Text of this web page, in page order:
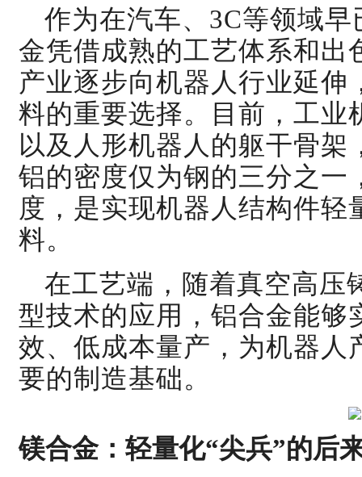
作为在汽车、3C等领域
金凭借成熟的工艺体系和出
产业逐步向机器人行业延伸
料的重要选择。目前，工业
以及人形机器人的躯干骨架
铝的密度仅为钢的三分之一
度，是实现机器人结构件
料。
在工艺端，随着真空高压
型技术的应用，铝合金能够
效、低成本量产，为机器人
要的制造基础。
镁合金：轻量化“尖兵”的后